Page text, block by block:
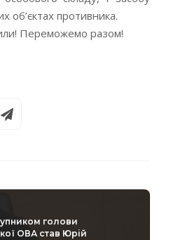
об’єктах противника.
Переможемо разом!
голови
ОВА став Юрій